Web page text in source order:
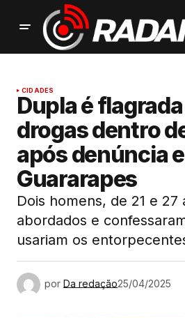
CIDADES
Dupla é
drogas dentro
após denúncia
Guararapes
Dois homens, de 21 e 27
abordados e
usariam os
por Da redação25/04/2025